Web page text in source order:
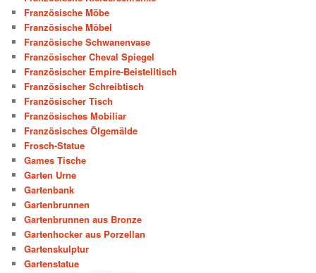
Französische Möbe
Französische Möbel
Französische Schwanenvase
Französischer Cheval Spiegel
Französischer Empire-Beistelltisch
Französischer Schreibtisch
Französischer Tisch
Französisches Mobiliar
Französisches Ölgemälde
Frosch-Statue
Games Tische
Garten Urne
Gartenbank
Gartenbrunnen
Gartenbrunnen aus Bronze
Gartenhocker aus Porzellan
Gartenskulptur
Gartenstatue